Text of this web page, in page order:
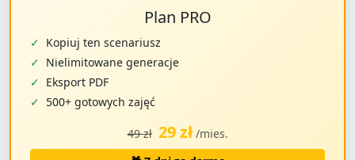
Plan PRO
✓ Kopiuj ten scenariusz
✓ Nielimitowane generacje
✓ Eksport PDF
✓ 500+ gotowych zajęć
49 zł 29 zł /mies.